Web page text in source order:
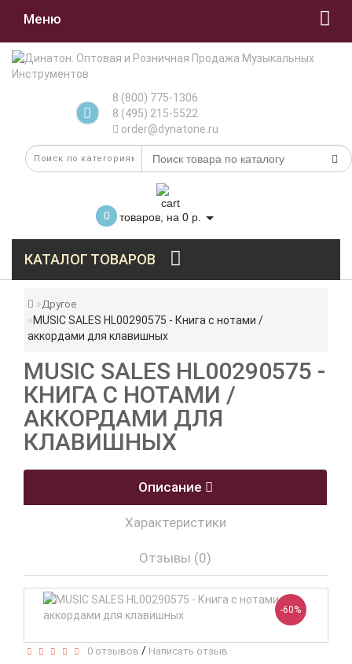
Меню
8 (800) 775-1306
8 (495) 215-5522
order@dynatone.ru
0 товаров, на 0 р.
КАТАЛОГ ТОВАРОВ
Другое
MUSIC SALES HL00290575 - Книга с нотами /
аккордами для клавишных
MUSIC SALES HL00290575 -
КНИГА С НОТАМИ /
АККОРДАМИ ДЛЯ
КЛАВИШНЫХ
Описание
Характеристики
Отзывы (0)
-60%
0 отзывов / Написать отзыв